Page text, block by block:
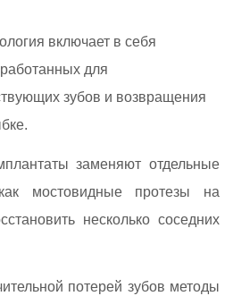
включает в себя
для
зубов и возвращения
заменяют отдельные
мостовидные протезы на
несколько соседних
потерей зубов методы